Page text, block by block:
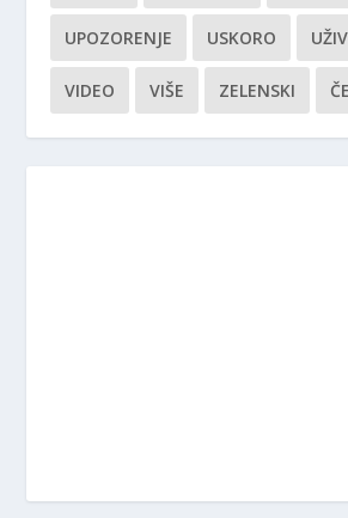
UPOZORENJE USKORO
VIDEO VIŠE ZELENSKI